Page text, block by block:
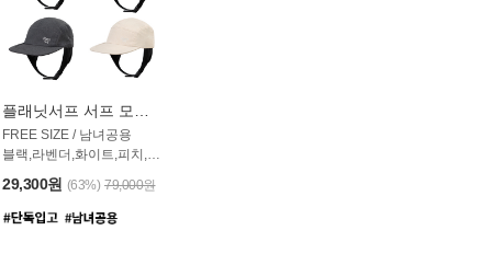
플래닛서프 서프 모자 UAC007PS
FREE SIZE / 남녀공용
블랙,라벤더,화이트,피치,그레이,오트밀 6컬러
29,300원 (63%) 79,000원